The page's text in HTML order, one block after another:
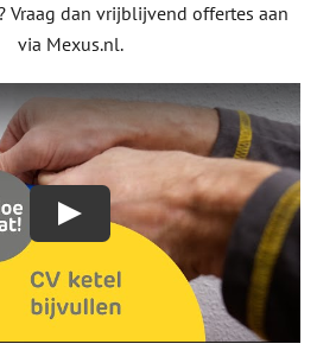
Vraag dan vrijblijvend offertes aan
via Mexus.nl.